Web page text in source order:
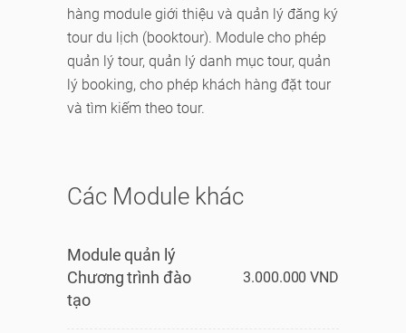
hàng module giới thiệu và quản lý đăng ký
tour du lịch (booktour). Module cho phép
quản lý tour, quản lý danh mục tour, quản
lý booking, cho phép khách hàng đặt tour
và tìm kiếm theo tour.
Các Module khác
Module quản lý
Chương trình đào
tạo
3.000.000 VND